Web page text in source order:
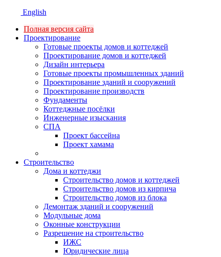
English
Полная версия сайта
Проектирование
Готовые проекты домов и коттеджей
Проектирование домов и коттеджей
Дизайн интерьера
Готовые проекты промышленных зданий
Проектирование зданий и сооружений
Проектирование производств
Фундаменты
Коттеджные посёлки
Инженерные изыскания
СПА
Проект бассейна
Проект хамама
Строительство
Дома и коттеджи
Строительство домов и коттеджей
Строительство домов из кирпича
Строительство домов из блока
Демонтаж зданий и сооружений
Модульные дома
Оконные конструкции
Разрешение на строительство
ИЖС
Юридические лица